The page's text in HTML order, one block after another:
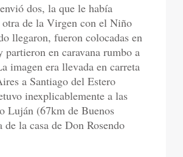
dos, la que le había
otra de la Virgen con el Niño
llegaron, fueron colocadas en
partieron en caravana rumbo a
imagen era llevada en carreta
a Santiago del Estero
inexplicablemente a las
Luján (67km de Buenos
la casa de Don Rosendo